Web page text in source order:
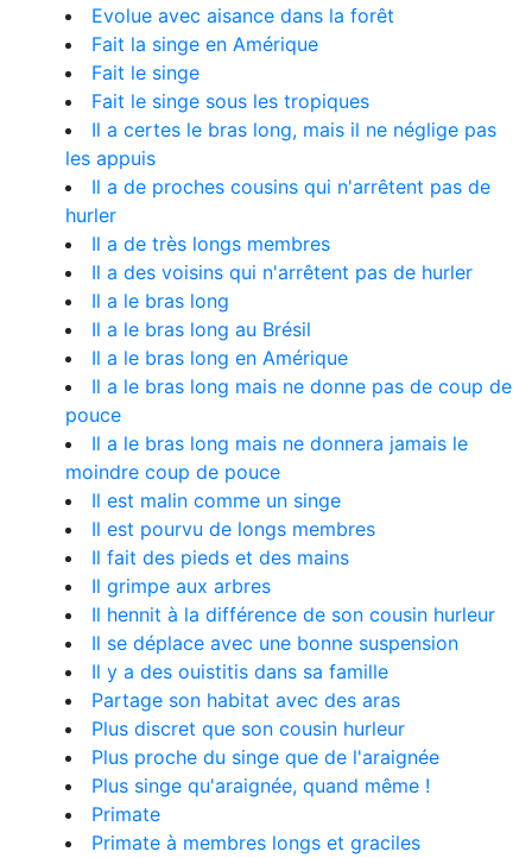
Evolue avec aisance dans la forêt
Fait la singe en Amérique
Fait le singe
Fait le singe sous les tropiques
Il a certes le bras long, mais il ne néglige pas
les appuis
Il a de proches cousins qui n'arrêtent pas de
hurler
Il a de très longs membres
Il a des voisins qui n'arrêtent pas de hurler
Il a le bras long
Il a le bras long au Brésil
Il a le bras long en Amérique
Il a le bras long mais ne donne pas de coup de
pouce
Il a le bras long mais ne donnera jamais le
moindre coup de pouce
Il est malin comme un singe
Il est pourvu de longs membres
Il fait des pieds et des mains
Il grimpe aux arbres
Il hennit à la différence de son cousin hurleur
Il se déplace avec une bonne suspension
Il y a des ouistitis dans sa famille
Partage son habitat avec des aras
Plus discret que son cousin hurleur
Plus proche du singe que de l'araignée
Plus singe qu'araignée, quand même !
Primate
Primate à membres longs et graciles